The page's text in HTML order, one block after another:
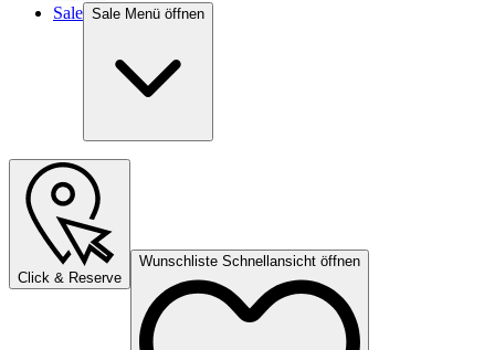
Sale Sale Menü öffnen
Click & Reserve
Wunschliste Schnellansicht öffnen